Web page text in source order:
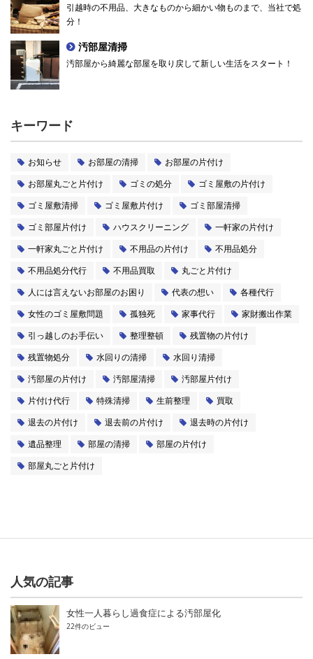
引越時の不用品、大きなものから細かい物ものまで、当社で処
分！
汚部屋清掃
汚部屋から綺麗な部屋を取り戻して新しい生活をスタート！
キーワード
お知らせ お部屋の清掃
お部屋の片付け
お部屋丸ごと片付け
ゴミの処分
ゴミ屋敷の片付け
ゴミ屋敷清掃
ゴミ屋敷片付け
ゴミ部屋清掃
ゴミ部屋片付け
ハウスクリーニング
一軒家の片付け
一軒家丸ごと片付け
不用品の片付け
不用品処分
不用品処分代行
不用品買取
丸ごと片付け
人には言えないお部屋のお困り
代表の想い
各種代行
女性のゴミ屋敷問題
孤独死 家事代行
家財搬出作業
引っ越しのお手伝い
整理整頓
残置物の片付け
残置物処分
水回りの清掃
水回り清掃
汚部屋の片付け
汚部屋清掃
汚部屋片付け
片付け代行
特殊清掃 生前整理
買取
退去の片付け
退去前の片付け
退去時の片付け
遺品整理
部屋の清掃
部屋の片付け
部屋丸ごと片付け
人気の記事
女性一人暮らし過食症による汚部屋化
22件のビュー